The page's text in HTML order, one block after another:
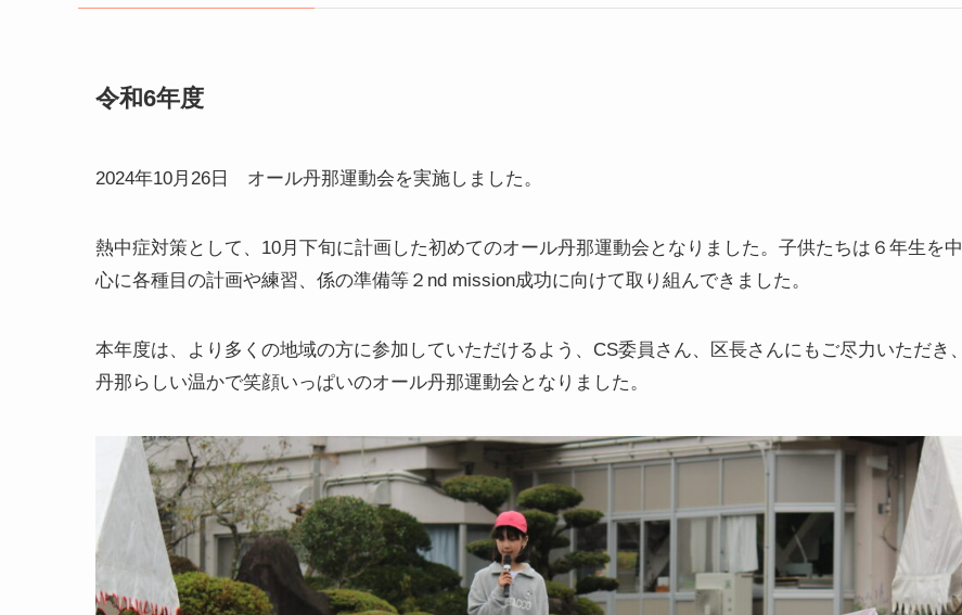
令和6年度
2024年10月26日 オール丹那運動会を実施しました。
熱中症対策として、10月下旬に計画した初めてのオール丹那運動会となりました。子供たちは６年生を中
心に各種目の計画や練習、係の準備等２nd mission成功に向けて取り組んできました。
本年度は、より多くの地域の方に参加していただけるよう、CS委員さん、区長さんにもご尽力いただき、
丹那らしい温かで笑顔いっぱいのオール丹那運動会となりました。